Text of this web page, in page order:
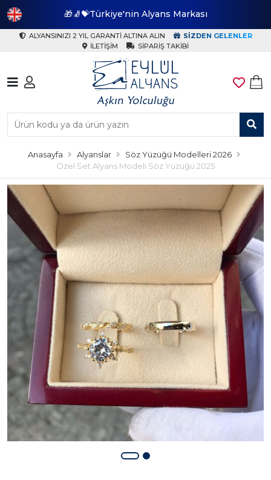
🎁🧦💝Türkiye'nin Alyans Markası
ALYANSINIZI 2 YIL GARANTI ALTINA ALIN
SIZDEN GELENLER
İLETIŞIM
SIPARIŞ TAKIBI
Anasayfa Alyanslar
Söz Yüzüğü Modelleri 2026
Özel Set Alyans Modeli Söz Yüzüğü 2025